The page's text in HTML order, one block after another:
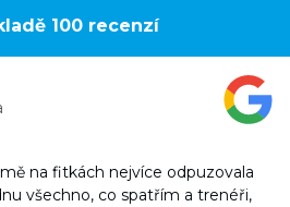
100 recenzí
na fitkách nejvíce odpuzovala
všechno, co spatřím a trenéři,